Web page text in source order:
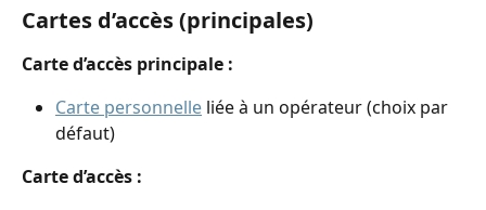
Cartes d’accès (principales)
Carte d’accès principale :
Carte personnelle liée à un opérateur (choix par
défaut)
Carte d’accès :